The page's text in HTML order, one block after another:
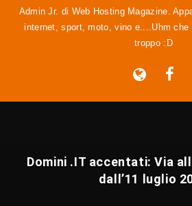
Admin Jr. di Web Hosting Magazine.
internet, sport, moto, vino e....Uhm
troppo :D
Domini .IT accentati: Via
dall’11 luglio